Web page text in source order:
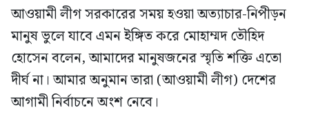
আওয়ামী লীগ সরকারের সময় হওয়া অত্যাচার-নিপীড়ন
মানুষ ভুলে যাবে এমন ইঙ্গিত করে মোহাম্মদ তৌহিদ
হোসেন বলেন, আমাদের মানুষজনের স্মৃতি শক্তি এতো
দীর্ঘ না। আমার অনুমান তারা (আওয়ামী লীগ) দেশের
আগামী নির্বাচনে অংশ নেবে।